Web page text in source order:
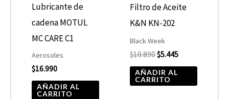
Lubricante de
cadena MOTUL
MC CARE C1
Aerosoles
$16.990
AÑADIR AL
CARRITO
Filtro de Aceite
K&N KN-202
Black Week
$10.890$5.445
AÑADIR AL
CARRITO